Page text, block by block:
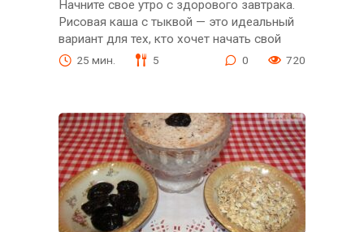
Начните свое утро с здорового завтрака.
Рисовая каша с тыквой — это идеальный
вариант для тех, кто хочет начать свой
25 мин. 5 0 720